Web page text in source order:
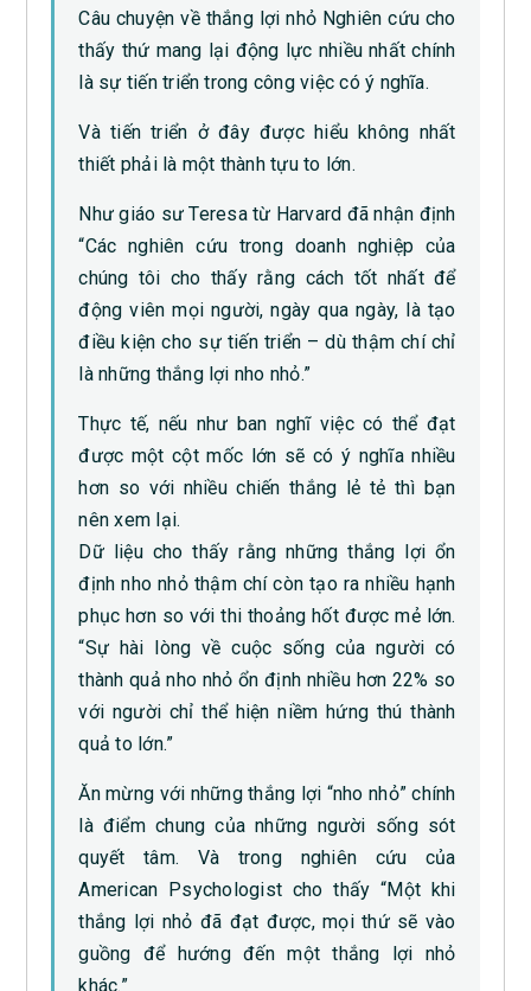
Câu chuyện về thắng lợi nhỏ Nghiên cứu cho
thấy thứ mang lại động lực nhiều nhất chính
là sự tiến triển trong công việc có ý nghĩa.
Và tiến triển ở đây được hiểu không nhất
thiết phải là một thành tựu to lớn.
Như giáo sư Teresa từ Harvard đã nhận định
“Các nghiên cứu trong doanh nghiệp của
chúng tôi cho thấy rằng cách tốt nhất để
động viên mọi người, ngày qua ngày, là tạo
điều kiện cho sự tiến triển – dù thậm chí chỉ
là những thắng lợi nho nhỏ.”
Thực tế, nếu như ban nghĩ việc có thể đạt
được một cột mốc lớn sẽ có ý nghĩa nhiều
hơn so với nhiều chiến thắng lẻ tẻ thì bạn
nên xem lại.
Dữ liệu cho thấy rằng những thắng lợi ổn
định nho nhỏ thậm chí còn tạo ra nhiều hạnh
phục hơn so với thi thoảng hốt được mẻ lớn.
“Sự hài lòng về cuộc sống của người có
thành quả nho nhỏ ổn định nhiều hơn 22% so
với người chỉ thể hiện niềm hứng thú thành
quả to lớn.”
Ăn mừng với những thắng lợi “nho nhỏ” chính
là điểm chung của những người sống sót
quyết tâm. Và trong nghiên cứu của
American Psychologist cho thấy “Một khi
thắng lợi nhỏ đã đạt được, mọi thứ sẽ vào
guồng để hướng đến một thắng lợi nhỏ
khác.”